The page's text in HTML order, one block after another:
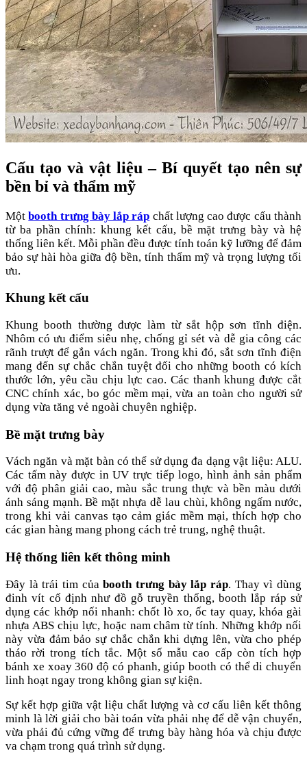
Cấu tạo và vật liệu – Bí quyết tạo nên sự
bền bỉ và thẩm mỹ
Mộtbooth trưng bày lắp ráp chất lượng cao được cấu thành
từ ba phần chính: khung kết cấu, bề mặt trưng bày và hệ
thống liên kết. Mỗi phần đều được tính toán kỹ lưỡng để đảm
bảo sự hài hòa giữa độ bền, tính thẩm mỹ và trọng lượng tối
ưu.
Khung kết cấu
Khung booth thường được làm từ sắt hộp sơn tĩnh điện.
Nhôm có ưu điểm siêu nhẹ, chống gỉ sét và dễ gia công các
rãnh trượt để gắn vách ngăn. Trong khi đó, sắt sơn tĩnh điện
mang đến sự chắc chắn tuyệt đối cho những booth có kích
thước lớn, yêu cầu chịu lực cao. Các thanh khung được cắt
CNC chính xác, bo góc mềm mại, vừa an toàn cho người sử
dụng vừa tăng vẻ ngoài chuyên nghiệp.
Bề mặt trưng bày
Vách ngăn và mặt bàn có thể sử dụng đa dạng vật liệu: ALU.
Các tấm này được in UV trực tiếp logo, hình ảnh sản phẩm
với độ phân giải cao, màu sắc trung thực và bền màu dưới
ánh sáng mạnh. Bề mặt nhựa dễ lau chùi, không ngấm nước,
trong khi vải canvas tạo cảm giác mềm mại, thích hợp cho
các gian hàng mang phong cách trẻ trung, nghệ thuật.
Hệ thống liên kết thông minh
Đây là trái tim củabooth trưng bày lắp ráp. Thay vì dùng
đinh vít cố định như đồ gỗ truyền thống, booth lắp ráp sử
dụng các khớp nối nhanh: chốt lò xo, ốc tay quay, khóa gài
nhựa ABS chịu lực, hoặc nam châm từ tính. Những khớp nối
này vừa đảm bảo sự chắc chắn khi dựng lên, vừa cho phép
tháo rời trong tích tắc. Một số mẫu cao cấp còn tích hợp
bánh xe xoay 360 độ có phanh, giúp booth có thể di chuyển
linh hoạt ngay trong không gian sự kiện.
Sự kết hợp giữa vật liệu chất lượng và cơ cấu liên kết thông
minh là lời giải cho bài toán vừa phải nhẹ để dễ vận chuyển,
vừa phải đủ cứng vững để trưng bày hàng hóa và chịu được
va chạm trong quá trình sử dụng.